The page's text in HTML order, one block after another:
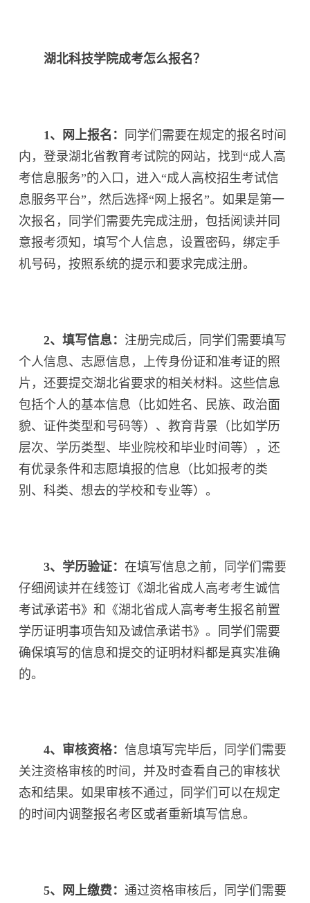
湖北科技学院成考怎么报名？
1、网上报名：
同学们需要在规定的报名时间
内，登录湖北省教育考试院的网站，找到“成人高
考信息服务”的入口，进入“成人高校招生考试信
息服务平台”，然后选择“网上报名”。如果是第一
次报名，同学们需要先完成注册，包括阅读并同
意报考须知，填写个人信息，设置密码，绑定手
机号码，按照系统的提示和要求完成注册。
2、填写信息： 注册完成后，同学们需要填写
个人信息、志愿信息，上传身份证和准考证的照
片，还要提交湖北省要求的相关材料。这些信息
包括个人的基本信息（比如姓名、民族、政治面
貌、证件类型和号码等）、教育背景（比如学历
层次、学历类型、毕业院校和毕业时间等），还
有优录条件和志愿填报的信息（比如报考的类
别、科类、想去的学校和专业等）。
3、学历验证：在填写信息之前，同学们需要
仔细阅读并在线签订《湖北省成人高考考生诚信
考试承诺书》和《湖北省成人高考考生报名前置
学历证明事项告知及诚信承诺书》。同学们需要
确保填写的信息和提交的证明材料都是真实准确
的。
4、审核资格：信息填写完毕后，同学们需要
关注资格审核的时间，并及时查看自己的审核状
态和结果。如果审核不通过，同学们可以在规定
的时间内调整报名考区或者重新填写信息。
5、网上缴费：通过资格审核后，同学们需要